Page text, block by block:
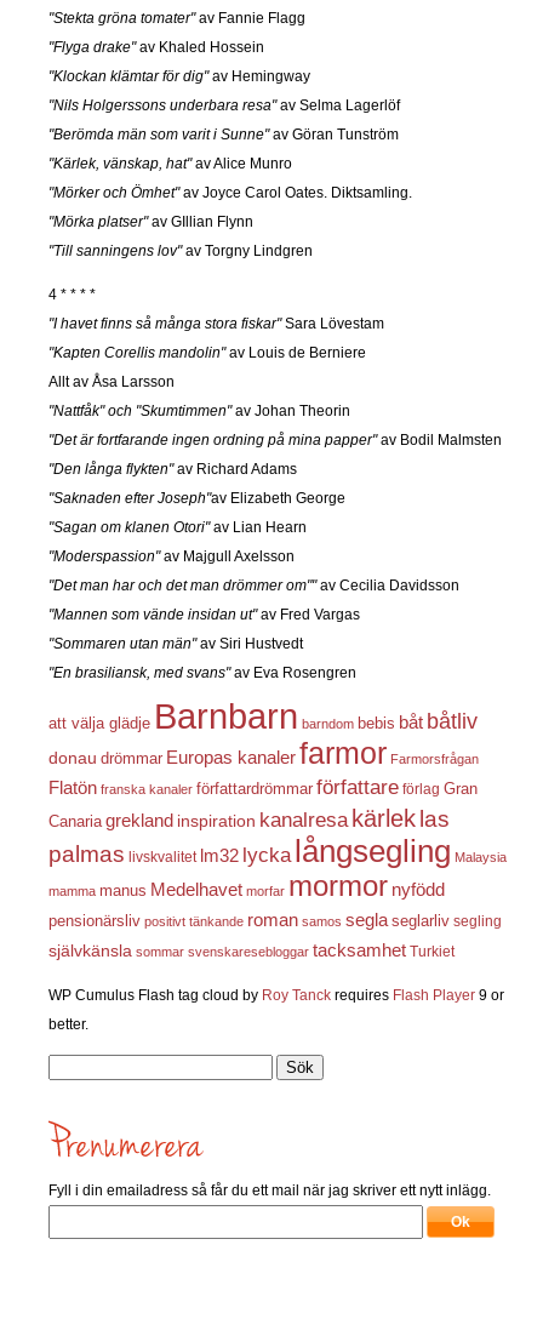
"Stekta gröna tomater"av Fannie Flagg
"Flyga drake"av Khaled Hossein
"Klockan klämtar för dig"av Hemingway
"Nils Holgerssons underbara resa"av Selma Lagerlöf
"Berömda män som varit i Sunne"av Göran Tunström
"Kärlek, vänskap, hat"av Alice Munro
"Mörker och Ömhet"av Joyce Carol Oates. Diktsamling.
"Mörka platser"av GIllian Flynn
"Till sanningens lov"av Torgny Lindgren
4 * * * *
"I havet finns så många stora fiskar"Sara Lövestam
"Kapten Corellis mandolin"av Louis de Berniere
Allt av Åsa Larsson
"Nattfåk" och "Skumtimmen"av Johan Theorin
"Det är fortfarande ingen ordning på mina papper"av Bodil Malmsten
"Den långa flykten"av Richard Adams
"Saknaden efter Joseph"av Elizabeth George
"Sagan om klanen Otori"av Lian Hearn
"Moderspassion"av Majgull Axelsson
"Det man har och det man drömmer om""av Cecilia Davidsson
"Mannen som vände insidan ut"av Fred Vargas
"Sommaren utan män"av Siri Hustvedt
"En brasiliansk, med svans"av Eva Rosengren
att välja glädje Barnbarn barndom bebis båt båtliv
donau drömmar Europas kanalerfarmor Farmorsfrågan
Flatön franska kanaler författardrömmar författare förlag Gran
Canaria grekland inspiration kanalresa kärlek las
palmas livskvalitet lm32 lycka långsegling Malaysia
mamma manus Medelhavet morfar mormor nyfödd
pensionärsliv positivt tänkande roman samos segla seglarliv segling
självkänsla sommar svenskaresebloggar tacksamhet Turkiet
WP Cumulus Flash tag cloud by Roy Tanck requires Flash Player 9 or
better.
Fyll i din emailadress så får du ett mail när jag skriver ett nytt inlägg.